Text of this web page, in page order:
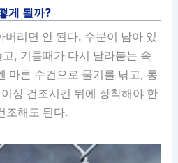
게 될까?
버리면 안 된다. 수분이 남아 있
, 기름때가 다시 달라붙는 속
마른 수건으로 물기를 닦고, 통
상 건조시킨 뒤에 장착해야 한
조해도 된다.